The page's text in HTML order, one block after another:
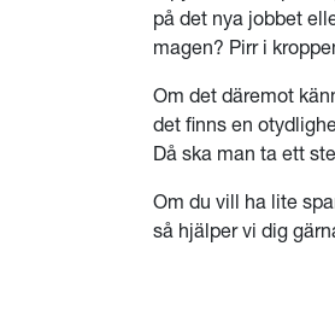
på det nya jobbet
magen? Pirr i
Om det däremot
det finns en
Då ska man ta ett
Om du vill ha lite
så hjälper vi dig